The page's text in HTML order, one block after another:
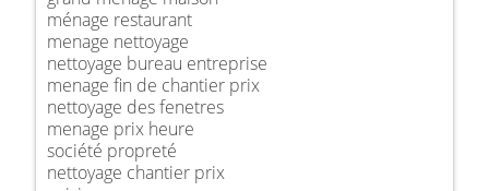
ménage restaurant
menage nettoyage
nettoyage bureau entreprise
menage fin de chantier prix
nettoyage des fenetres
menage prix heure
société propreté
nettoyage chantier prix